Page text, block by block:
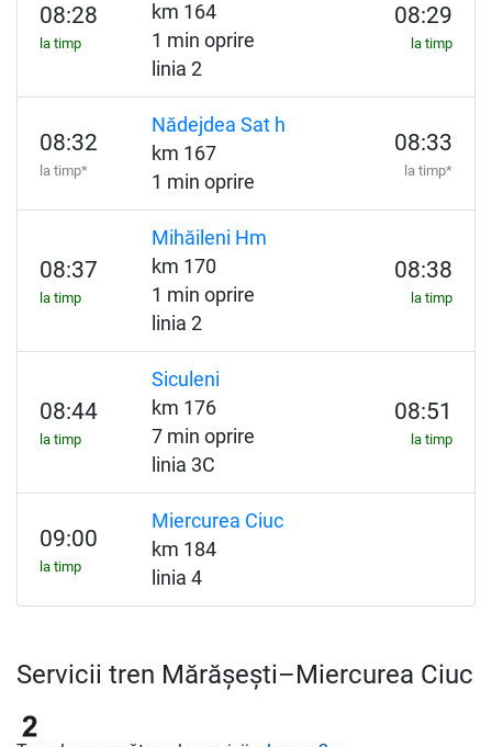
08:28
la timp
km 164
1 min oprire
linia 2
08:29
la timp
08:32
la timp*
Nădejdea Sat h
km 167
1 min oprire
08:33
la timp*
08:37
la timp
Mihăileni Hm
km 170
1 min oprire
linia 2
08:38
la timp
08:44
la timp
Siculeni
km 176
7 min oprire
linia 3C
08:51
la timp
09:00
la timp
Miercurea Ciuc
km 184
linia 4
Servicii tren Mărășești–Miercurea Ciuc